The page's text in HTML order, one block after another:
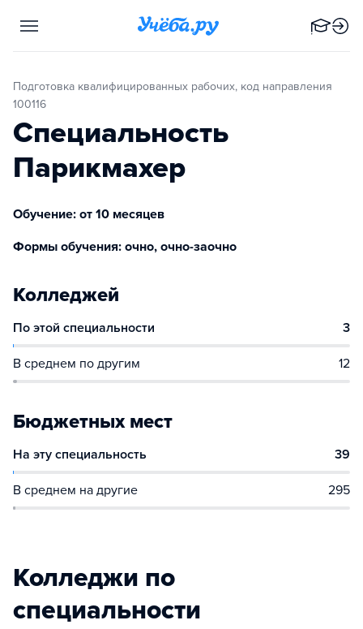
Подготовка квалифицированных рабочих, код направления
100116
Специальность
Парикмахер
Обучение: от 10 месяцев
Формы обучения: очно, очно-заочно
Колледжей
По этой специальности 3
В среднем по другим 12
Бюджетных мест
На эту специальность 39
В среднем на другие 295
Колледжи по
специальности